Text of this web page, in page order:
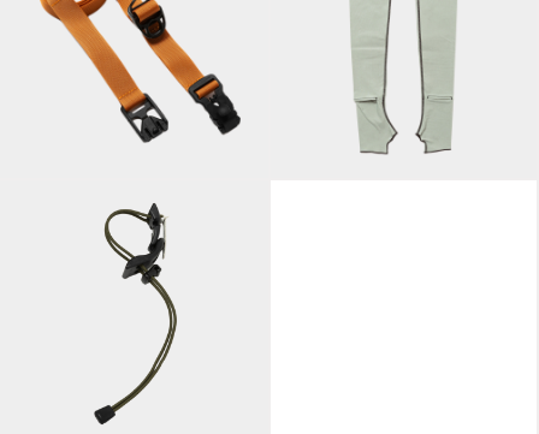
Utility Nylon
Belt/Orange
37.5® Arm
Cover/Sage Green
Bungee Cord
Holder/Khaki